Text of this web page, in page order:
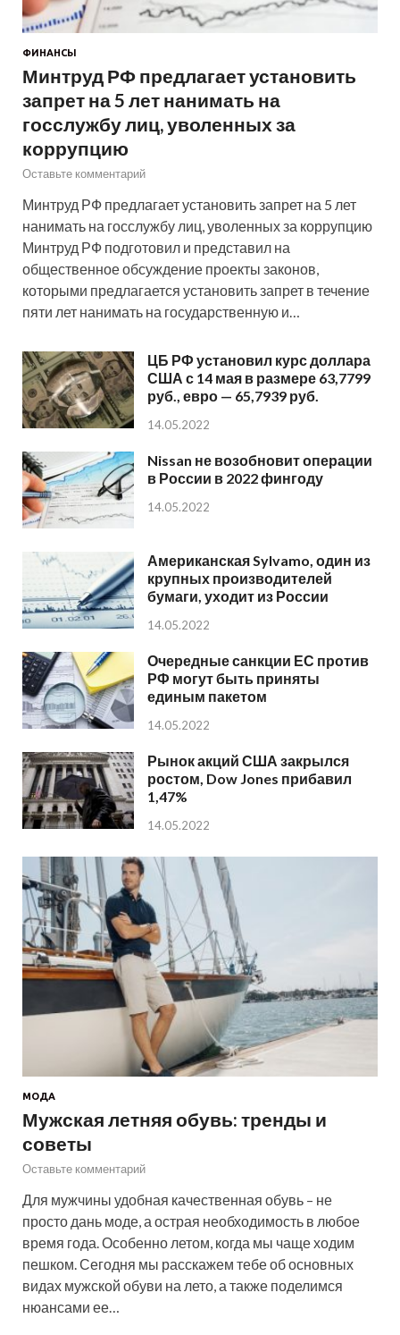
ФИНАНСЫ
Минтруд РФ предлагает установить
запрет на 5 лет нанимать на
госслужбу лиц, уволенных за
коррупцию
Оставьте комментарий
Минтруд РФ предлагает установить запрет на 5 лет
нанимать на госслужбу лиц, уволенных за коррупцию
Минтруд РФ подготовил и представил на
общественное обсуждение проекты законов,
которыми предлагается установить запрет в течение
пяти лет нанимать на государственную и…
ЦБ РФ установил курс доллара
США с 14 мая в размере 63,7799
руб., евро — 65,7939 руб.
14.05.2022
Nissan не возобновит операции
в России в 2022 фингоду
14.05.2022
Американская Sylvamo, один из
крупных производителей
бумаги, уходит из России
14.05.2022
Очередные санкции ЕС против
РФ могут быть приняты
единым пакетом
14.05.2022
Рынок акций США закрылся
ростом, Dow Jones прибавил
1,47%
14.05.2022
МОДА
Мужская летняя обувь: тренды и
советы
Оставьте комментарий
Для мужчины удобная качественная обувь – не
просто дань моде, а острая необходимость в любое
время года. Особенно летом, когда мы чаще ходим
пешком. Сегодня мы расскажем тебе об основных
видах мужской обуви на лето, а также поделимся
нюансами ее…